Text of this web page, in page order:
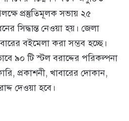
প্রস্তুতিমূলক সভায় ২৫
সিদ্ধান্ত নেওয়া হয়। জেলা
বইমেলা করা সম্ভব হচ্ছে।
৯০ টি স্টল বরাদ্দের পরিকল্পনা
প্রকাশনী, খাবারের দোকান,
দেওয়া হবে।